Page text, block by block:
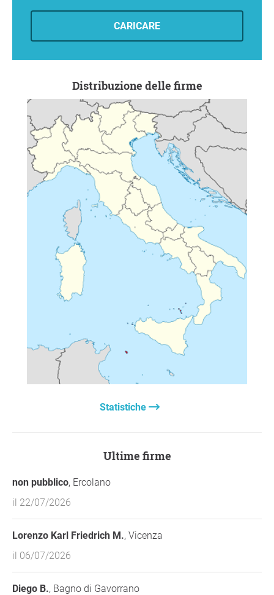
CARICARE
Distribuzione delle firme
Statistiche
Ultime firme
non pubblico, Ercolano
il 22/07/2026
Lorenzo Karl Friedrich M., Vicenza
il 06/07/2026
Diego B., Bagno di Gavorrano